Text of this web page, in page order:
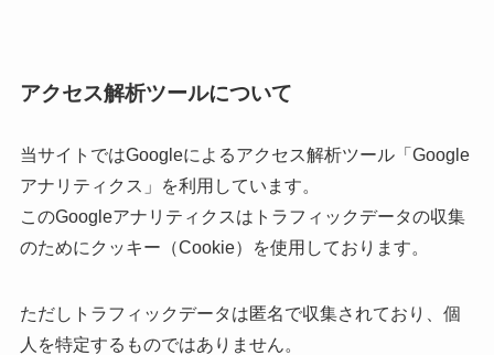
アクセス解析ツールについて
当サイトではGoogleによるアクセス解析ツール「Google
アナリティクス」を利用しています。
このGoogleアナリティクスはトラフィックデータの収集
のためにクッキー（Cookie）を使用しております。
ただしトラフィックデータは匿名で収集されており、個
人を特定するものではありません。